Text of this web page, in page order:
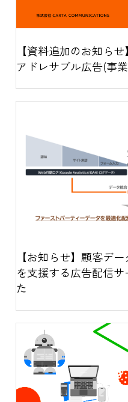
【資料追加のお知ら
アドレサブル広告(事
【お知らせ】顧客デ
を支援する広告配信
た